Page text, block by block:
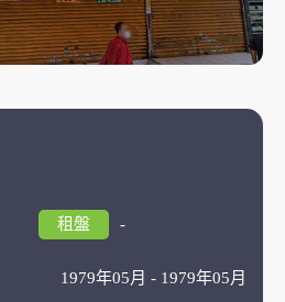
租盤 -
1979年05月 - 1979年05月